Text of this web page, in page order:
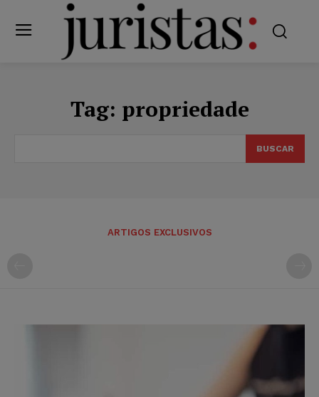
Tag: propriedade
BUSCAR
ARTIGOS EXCLUSIVOS